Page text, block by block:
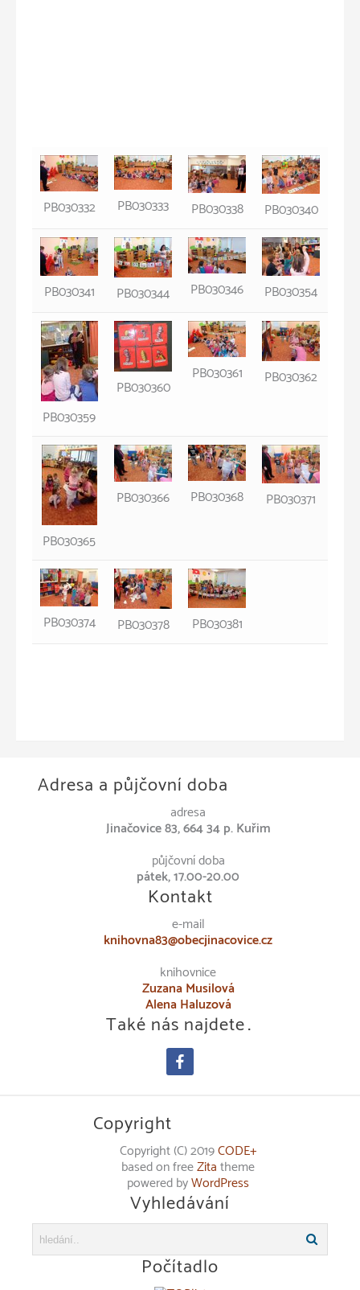
PB030332 PB030333 PB030338 PB030340
PB030341 PB030344 PB030346 PB030354
PB030359
PB030360
PB030361 PB030362
PB030365
PB030366 PB030368 PB030371
PB030374 PB030378 PB030381
Adresa a půjčovní doba
adresa
Jinačovice 83, 664 34 p. Kuřim
půjčovní doba
pátek, 17.00-20.00
Kontakt
e-mail
knihovna83@obecjinacovice.cz
knihovnice
Zuzana Musilová
Alena Haluzová
Také nás najdete…
facebook
Copyright
Copyright (C) 2019CODE+
based on freeZitatheme
powered byWordPress
Vyhledávání
Počítadlo